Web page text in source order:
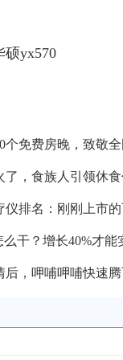
硕yx570
个免费房晚，致敬
了，食族人引领休
排名：刚刚上市的
干？增长40%才能
后，呷哺呷哺快速